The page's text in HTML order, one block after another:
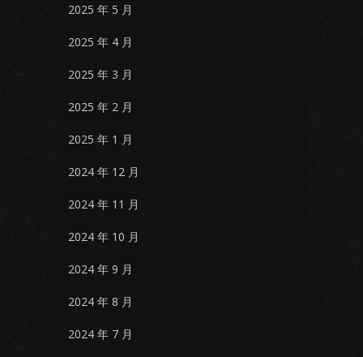
2025 年 5 月
2025 年 4 月
2025 年 3 月
2025 年 2 月
2025 年 1 月
2024 年 12 月
2024 年 11 月
2024 年 10 月
2024 年 9 月
2024 年 8 月
2024 年 7 月